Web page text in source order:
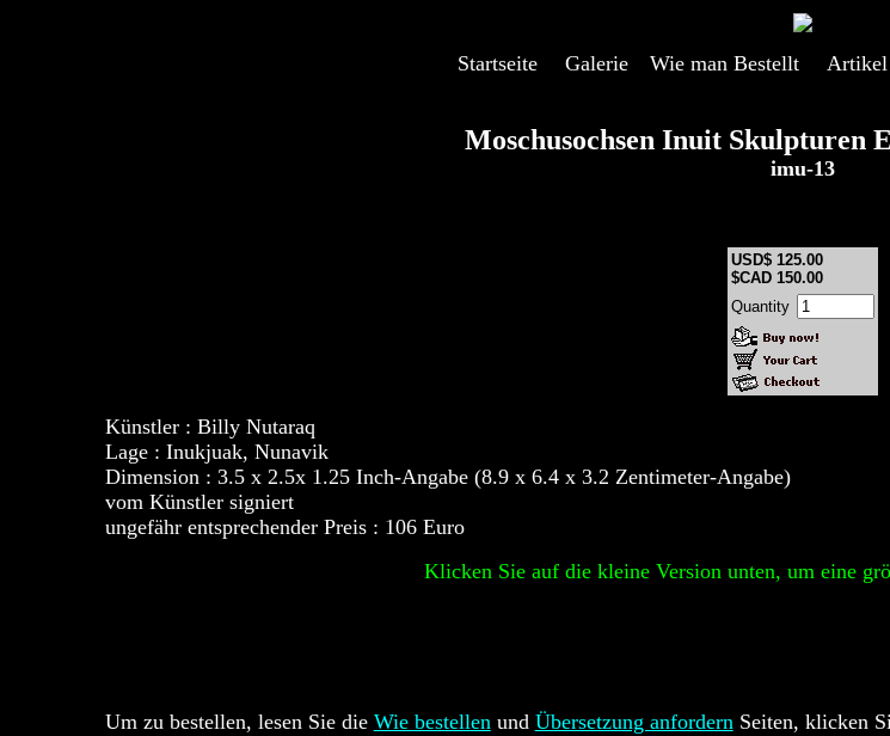
Startseite--- Galerie--- Wie man Bestellt Artikel
Moschusochsen Inuit Skulpturen
imu-13
USD$ 125.00
$CAD 150.00
Quantity
Künstler : Billy Nutaraq
Lage : Inukjuak, Nunavik
Dimension : 3.5 x 2.5x 1.25 Inch-Angabe (8.9 x 6.4 x 3.2 Zentimeter-Angabe)
vom Künstler signiert
ungefähr entsprechender Preis : 106 Euro
Klicken Sie auf die kleine Version unten, um eine
Um zu bestellen, lesen Sie die Wie bestellenund Übersetzung anfordernSeiten, klicken